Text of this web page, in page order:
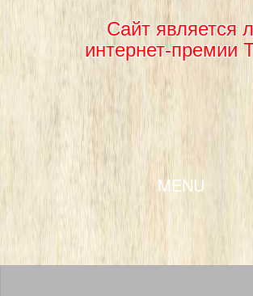
Сайт является
интернет-премии
MENU
SKIP TO CONTENT